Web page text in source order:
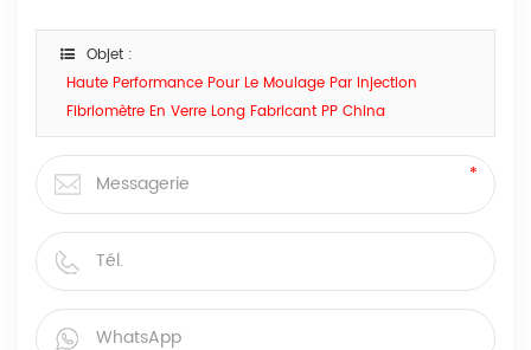
Objet :
Haute Performance Pour Le Moulage Par Injection
Fibriomètre En Verre Long Fabricant PP China